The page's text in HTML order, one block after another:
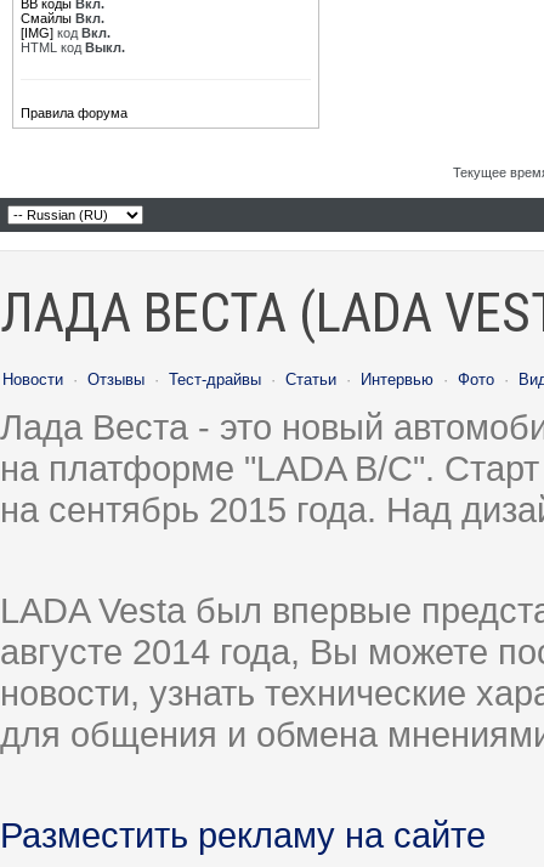
BB коды Вкл.
Смайлы Вкл.
[IMG] код Вкл.
HTML код Выкл.
Правила форума
Текущее
ЛАДА ВЕСТА (LADA
Новости · Отзывы · Тест-драйвы · Статьи · Интервью · Фото ·
Лада Веста - это новый
на платформе "LADA B/C".
на сентябрь 2015 года. Над
LADA Vesta был впервые
августе 2014 года, Вы можете
новости, узнать технические
для общения и обмена
Разместить рекламу на сайте